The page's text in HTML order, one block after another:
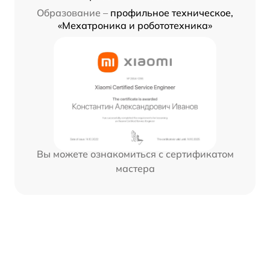
Образование – профильное техническое,
«Мехатроника и робототехника»
Вы можете ознакомиться с сертификатом
мастера